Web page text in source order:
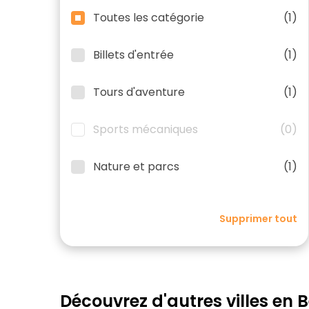
Toutes les catégorie (1)
Billets d'entrée (1)
Tours d'aventure (1)
Sports mécaniques (0)
Nature et parcs (1)
Supprimer tout
Découvrez d'autres villes en